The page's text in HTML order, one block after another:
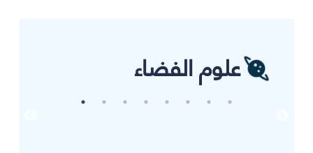
علوم الفضاء